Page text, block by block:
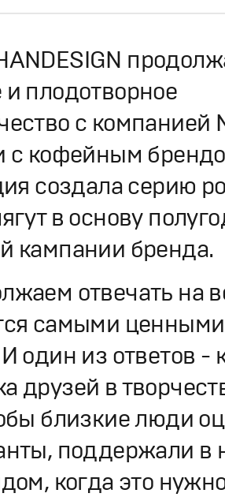
плодотворное
с компанией
с кофейным
создала серию
в основу
кампании бренда.
отвечать на
самыми
один из ответов -
друзей в
близкие люди
поддержали в
когда это